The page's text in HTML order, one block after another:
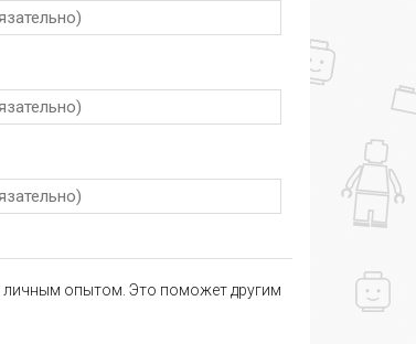
личным опытом. Это поможет другим